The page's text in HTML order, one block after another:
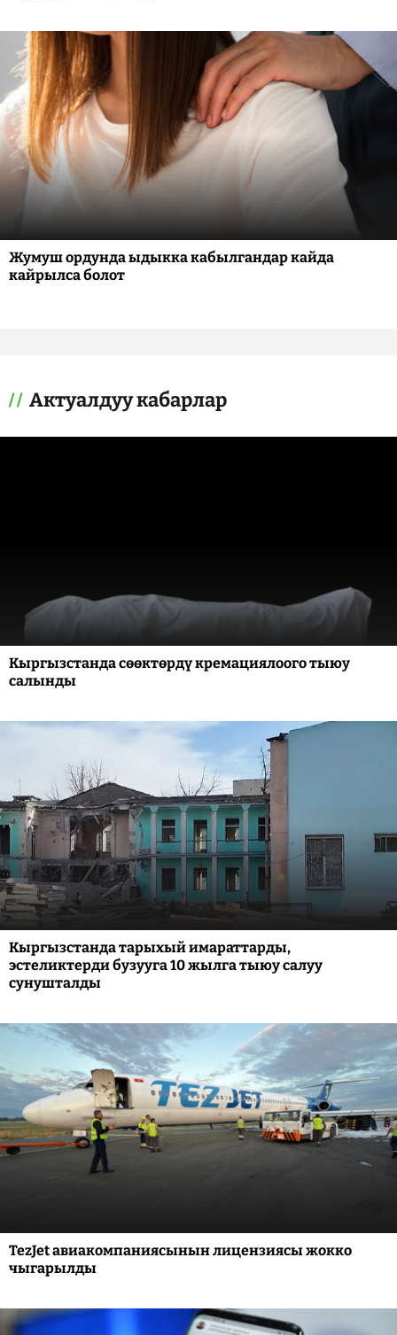
Жумуш ордунда ыдыкка кабылгандар кайда
кайрылса болот
Актуалдуу кабарлар
Кыргызстанда сөөктөрдү кремациялоого тыюу
салынды
Кыргызстанда тарыхый имараттарды,
эстеликтерди бузууга 10 жылга тыюу салуу
сунушталды
TezJet авиакомпаниясынын лицензиясы жокко
чыгарылды